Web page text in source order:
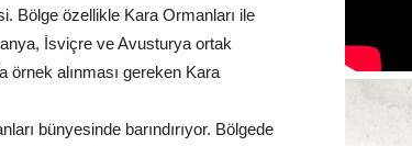
Bölge özellikle Kara Ormanları ile
İsviçre ve Avusturya ortak
örnek alınması gereken Kara
bünyesinde barındırıyor. Bölgede